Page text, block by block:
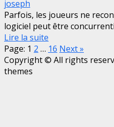
joseph
Parfois, les joueurs ne
logiciel peut être
Lire la suite
Page: 1 2 … 16 Next»
Copyright © All rights
themes